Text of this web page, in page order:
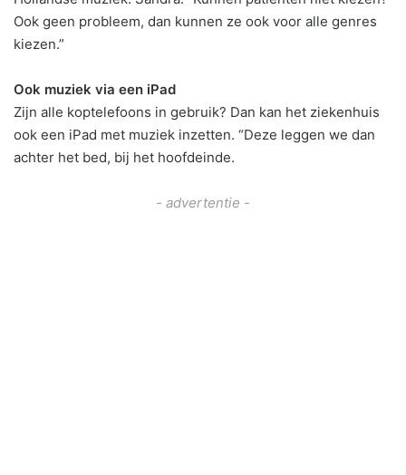
Ook geen probleem, dan kunnen ze ook voor alle genres
kiezen.”
Ook muziek via een iPad
Zijn alle koptelefoons in gebruik? Dan kan het ziekenhuis
ook een iPad met muziek inzetten. “Deze leggen we dan
achter het bed, bij het hoofdeinde.
- advertentie -